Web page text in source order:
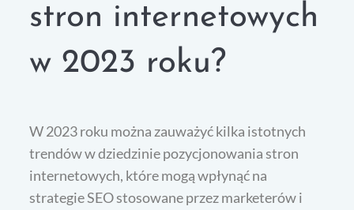
stron internetowych
w 2023 roku?
W 2023 roku można zauważyć kilka istotnych
trendów w dziedzinie pozycjonowania stron
internetowych, które mogą wpłynąć na
strategie SEO stosowane przez marketerów i